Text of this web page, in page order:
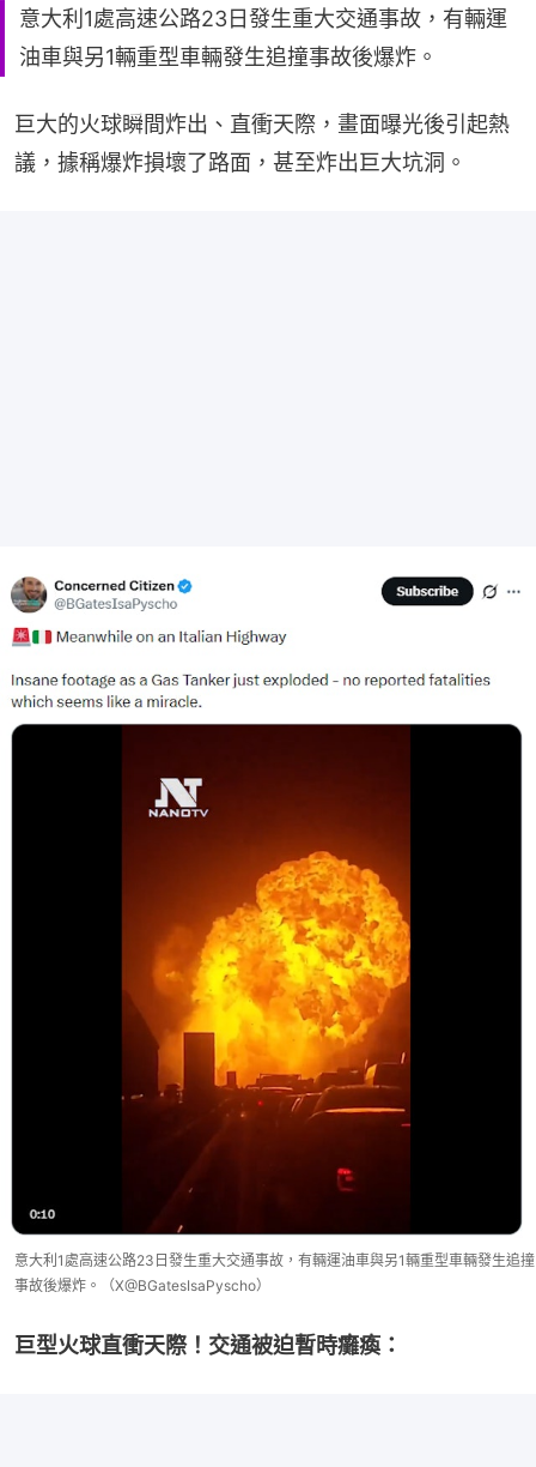
意大利1處高速公路23日發生重大交通事故，有輛運
油車與另1輛重型車輛發生追撞事故後爆炸。
巨大的火球瞬間炸出、直衝天際，畫面曝光後引起熱
議，據稱爆炸損壞了路面，甚至炸出巨大坑洞。
意大利1處高速公路23日發生重大交通事故，有輛運油車與另1輛重型車輛發生追撞
事故後爆炸。（X@BGatesIsaPyscho）
巨型火球直衝天際！交通被迫暫時癱瘓：